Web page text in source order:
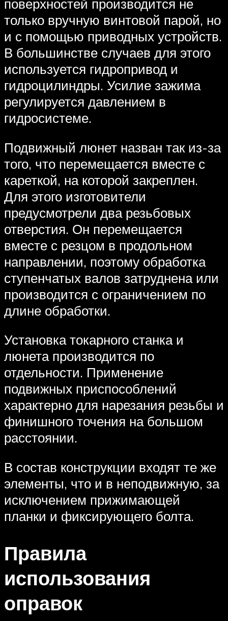
поверхностей производится не
только вручную винтовой парой, но
и с помощью приводных устройств.
В большинстве случаев для этого
используется гидропривод и
гидроцилиндры. Усилие зажима
регулируется давлением в
гидросистеме.
Подвижный люнет назван так из-за
того, что перемещается вместе с
кареткой, на которой закреплен.
Для этого изготовители
предусмотрели два резьбовых
отверстия. Он перемещается
вместе с резцом в продольном
направлении, поэтому обработка
ступенчатых валов затруднена или
производится с ограничением по
длине обработки.
Установка токарного станка и
люнета производится по
отдельности. Применение
подвижных приспособлений
характерно для нарезания резьбы и
финишного точения на большом
расстоянии.
В состав конструкции входят те же
элементы, что и в неподвижную, за
исключением прижимающей
планки и фиксирующего болта.
Правила
использования
оправок